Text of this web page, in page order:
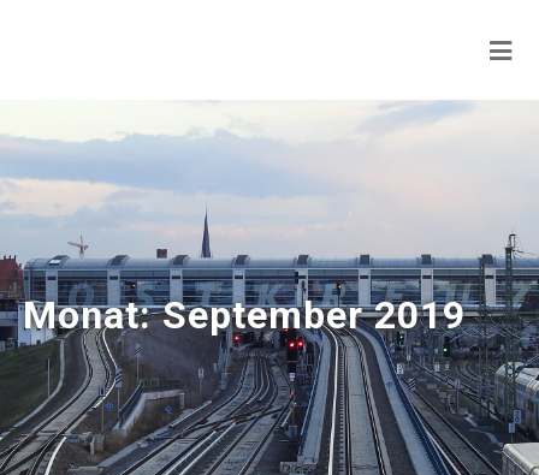
Monat:September 2019